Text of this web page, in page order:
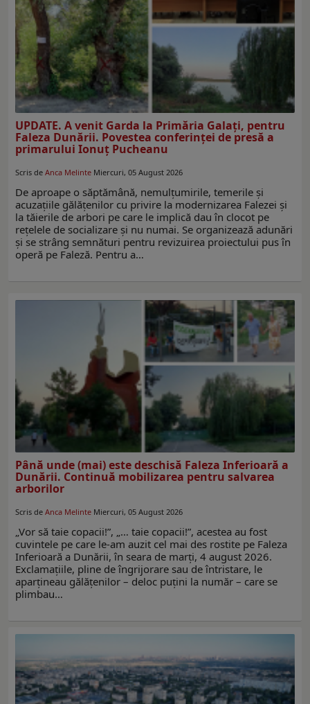
UPDATE. A venit Garda la Primăria Galaţi, pentru
Faleza Dunării. Povestea conferinţei de presă a
primarului Ionuţ Pucheanu
Scris de Anca Melinte Miercuri, 05 August 2026
De aproape o săptămână, nemulţumirile, temerile şi
acuzaţiile gălăţenilor cu privire la modernizarea Falezei şi
la tăierile de arbori pe care le implică dau în clocot pe
reţelele de socializare şi nu numai. Se organizează adunări
şi se strâng semnături pentru revizuirea proiectului pus în
operă pe Faleză. Pentru a…
Până unde (mai) este deschisă Faleza Inferioară a
Dunării. Continuă mobilizarea pentru salvarea
arborilor
Scris de Anca Melinte Miercuri, 05 August 2026
„Vor să taie copacii!”, „… taie copacii!”, acestea au fost
cuvintele pe care le-am auzit cel mai des rostite pe Faleza
Inferioară a Dunării, în seara de marţi, 4 august 2026.
Exclamaţiile, pline de îngrijorare sau de întristare, le
aparţineau gălăţenilor – deloc puţini la număr – care se
plimbau…